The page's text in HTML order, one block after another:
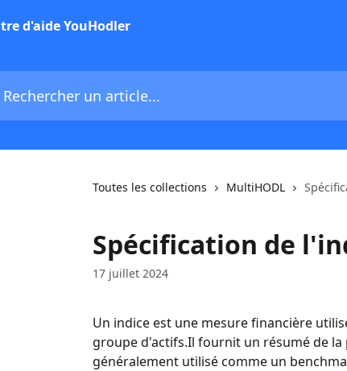
un article...
Toutes les collections MultiHODL
Spécification de
17 juillet 2024
Un indice est une mesure financière
groupe d'actifs.Il fournit un résumé de
généralement utilisé comme un